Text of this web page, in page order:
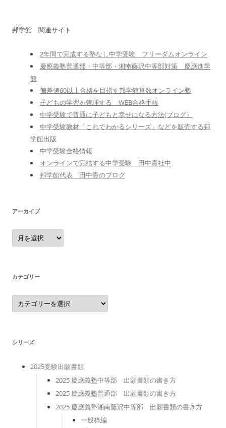
邦学館 関連サイト
2年間で完成する塾なし中学受験 フリーダムオンライン
慶應義塾普通部・中等部・湘南藤沢中等部対策 慶應進学
館
偏差値60以上合格を目指す邦学館算数オンライン塾
子どもの学習を管理する WEB合格手帳
中学受験で普通に子どもと幸せになる方法(ブログ）
中学受験教材「これでわかるシリーズ」などを販売する邦
学館出版
中学受験合格情報
オンラインで完結する中学受験 田中貴社中
邦学館代表 田中貴のブログ
アーカイブ
ア
ー
カ
カテゴリー
カ
テ
ゴ
シリーズ
2025受験出願書類
2025 慶應義塾中等部 出願書類の書き方
2025 慶應義塾普通部 出願書類の書き方
2025 慶應義塾湘南藤沢中等部 出願書類の書き方
一般枠編